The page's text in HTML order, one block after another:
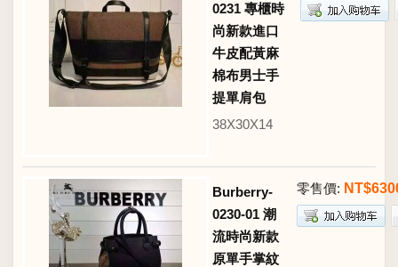
0231 專櫃時
尚新款進口
牛皮配黃麻
棉布男士手
提單肩包
38X30X14
Burberry-
0230-01 潮
流時尚新款
原單手掌紋
零售價: